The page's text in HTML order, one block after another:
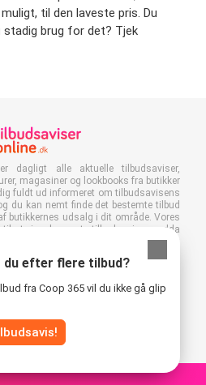
til den laveste pris. Du
stadig brug for det? Tjek
du efter flere tilbud?
fra Coop 365 vil du ikke gå glip
dagligt alle aktuelle tilbudsaviser,
magasiner og lookbooks fra butikker
fuldt ud informeret om tilbudsavisens
du kan nemt finde det bestemte tilbud
butikkernes udsalg i dit område. Vores
at vise de nyeste tilbudsaviser, endda
du kan naturligvis også se dem på dit
Føj Tilbudsaviseronline.dk til dine
og penge. Derudover er du også med
læser digitale reklamer, og det er godt